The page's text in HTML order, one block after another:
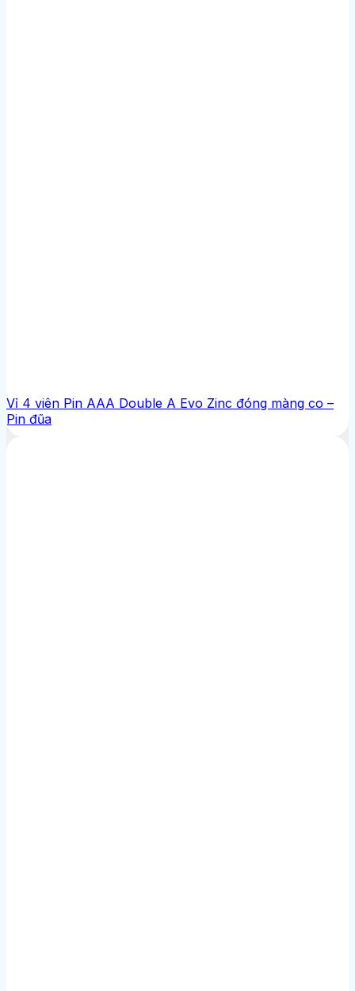
Vỉ 4 viên Pin AAA Double A Evo Zinc đóng màng co –
Pin đũa